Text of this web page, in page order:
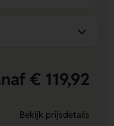
€ 119,92
Bekijk prijsdetails